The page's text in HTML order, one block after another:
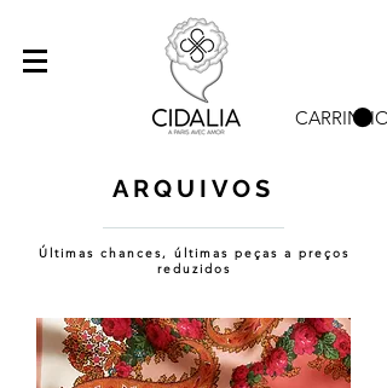
CARRINHO
ARQUIVOS
Últimas chances, últimas peças a preços
reduzidos